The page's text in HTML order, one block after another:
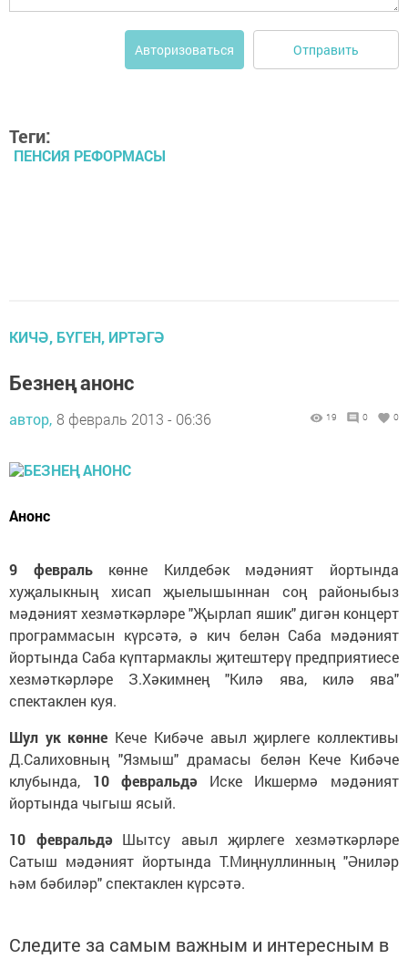
Авторизоваться Отправить
Теги:
ПЕНСИЯ РЕФОРМАСЫ
КИЧӘ, БҮГЕН, ИРТӘГӘ
Безнең анонс
автор, 8 февраль 2013 - 06:36 19 0 0
Анонс
9 февралькөнне Килдебәк мәдәният йортында
хуҗалыкның хисап җыелышыннан соң районыбыз
мәдәният хезмәткәрләре "Җырлап яшик" дигән концерт
программасын күрсәтә, ә кич белән Саба мәдәният
йортында Саба күптармаклы җитештерү предприятиесе
хезмәткәрләре З.Хәкимнең "Килә ява, килә ява"
спектаклен куя.
Шул ук көнне Кече Кибәче авыл җирлеге коллективы
Д.Салиховның "Язмыш" драмасы белән Кече Кибәче
клубында, 10 февральдәИске Икшермә мәдәният
йортында чыгыш ясый.
10 февральдәШытсу авыл җирлеге хезмәткәрләре
Сатыш мәдәният йортында Т.Миңнуллинның "Әниләр
һәм бәбиләр" спектаклен күрсәтә.
Следите за самым важным и интересным в